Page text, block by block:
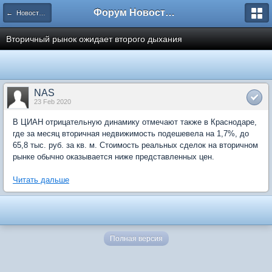
← Новости рынка недвижимости Форум Новостройки
Вторичный рынок ожидает второго дыхания
NAS
23 Feb 2020
В ЦИАН отрицательную динамику отмечают также в Краснодаре,
где за месяц вторичная недвижимость подешевела на 1,7%, до
65,8 тыс. руб. за кв. м. Стоимость реальных сделок на вторичном
рынке обычно оказывается ниже представленных цен.
Читать дальше
Полная версия